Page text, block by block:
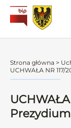
Strona główna >
UCHWAŁA NR 117/
UCHWAŁA